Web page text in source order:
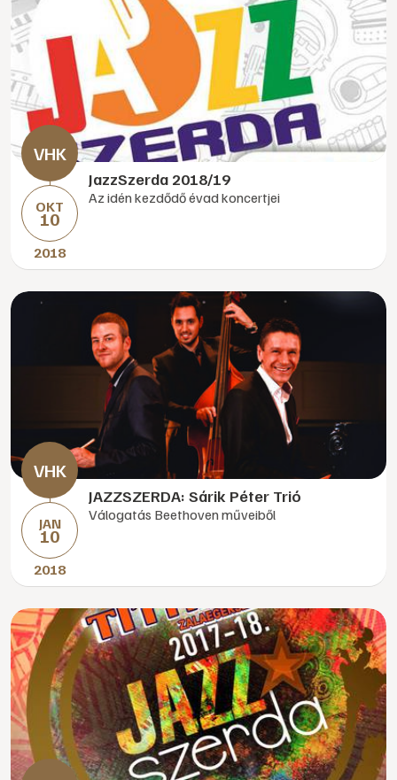
OKT
10
2018
JazzSzerda 2018/19
Az idén kezdődő évad koncertjei
JAN
10
2018
JAZZSZERDA: Sárik Péter Trió
Válogatás Beethoven műveiből